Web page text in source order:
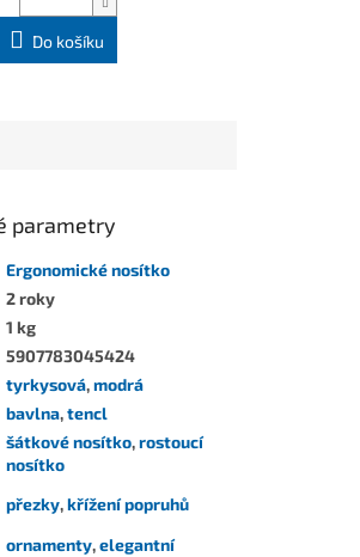
Do košíku
parametry
Ergonomické nosítko
2 roky
1 kg
5907783045424
tyrkysová,modrá
bavlna,tencl
šátkové nosítko,rostoucí
nosítko
přezky,křížení popruhů
ornamenty,elegantní